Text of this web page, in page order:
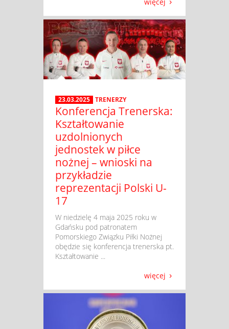
23.03.2025 TRENERZY
Konferencja Trenerska:
Kształtowanie
uzdolnionych
jednostek w piłce
nożnej – wnioski na
przykładzie
reprezentacji Polski U-
17
​ W niedzielę 4 maja 2025 roku w
Gdańsku pod patronatem
Pomorskiego Związku Piłki Nożnej
obędzie się konferencja trenerska pt.
Kształtowanie ...
więcej